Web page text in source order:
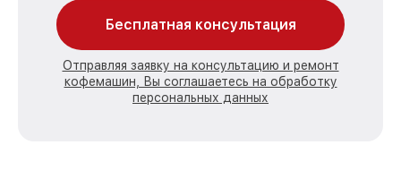
Бесплатная консультация
Отправляя заявку на консультацию и ремонт
кофемашин, Вы соглашаетесь на обработку
персональных данных